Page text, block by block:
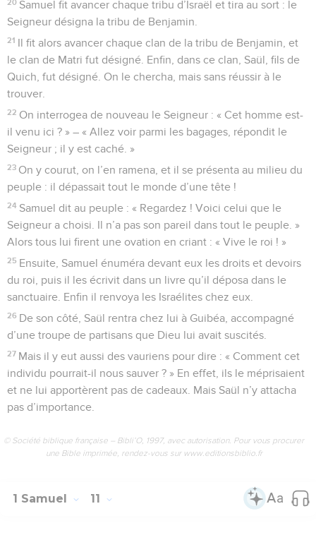
20 Samuel fit avancer chaque tribu d’Israël et tira au sort : le
Seigneur désigna la tribu de Benjamin.
21 Il fit alors avancer chaque clan de la tribu de Benjamin, et
le clan de Matri fut désigné. Enfin, dans ce clan, Saül, fils de
Quich, fut désigné. On le chercha, mais sans réussir à le
trouver.
22 On interrogea de nouveau le Seigneur : « Cet homme est-
il venu ici ? » – « Allez voir parmi les bagages, répondit le
Seigneur ; il y est caché. »
23 On y courut, on l’en ramena, et il se présenta au milieu du
peuple : il dépassait tout le monde d’une tête !
24 Samuel dit au peuple : « Regardez ! Voici celui que le
Seigneur a choisi. Il n’a pas son pareil dans tout le peuple. »
Alors tous lui firent une ovation en criant : « Vive le roi ! »
25 Ensuite, Samuel énuméra devant eux les droits et devoirs
du roi, puis il les écrivit dans un livre qu’il déposa dans le
sanctuaire. Enfin il renvoya les Israélites chez eux.
26 De son côté, Saül rentra chez lui à Guibéa, accompagné
d’une troupe de partisans que Dieu lui avait suscités.
27 Mais il y eut aussi des vauriens pour dire : « Comment cet
individu pourrait-il nous sauver ? » En effet, ils le méprisaient
et ne lui apportèrent pas de cadeaux. Mais Saül n’y attacha
pas d’importance.
© Société biblique française – Bibli’O, 1997, avec autorisation. Pour vous procurer
une Bible imprimée, rendez-vous sur www.editionsbiblio.fr
1 Samuel 11